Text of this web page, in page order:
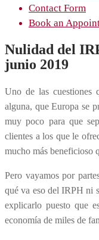
Contact Form
Book an
Nulidad del
junio 2019
Uno de las cuestiones
alguna, que Europa se
muy poco para que
clientes a los que le
mucho más beneficioso
Pero vayamos por
qué va eso del IRPH ni
explicarlo puesto que
economía de miles de